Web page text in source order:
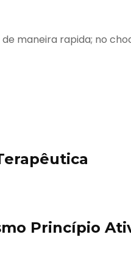
maneira rapida; no
Princípio